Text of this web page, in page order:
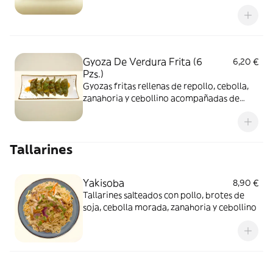
Gyoza De Verdura Frita (6
Pzs.)
6,20 €
Gyozas fritas rellenas de repollo, cebolla,
zanahoria y cebollino acompañadas de
Tallarines
Yakisoba
8,90 €
Tallarines salteados con pollo, brotes de
soja, cebolla morada, zanahoria y cebollino